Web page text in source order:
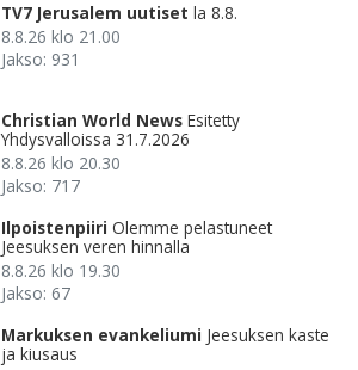
TV7 Jerusalem uutiset la 8.8.
8.8.26 klo 21.00
Jakso: 931
Christian World News Esitetty
Yhdysvalloissa 31.7.2026
8.8.26 klo 20.30
Jakso: 717
Ilpoistenpiiri Olemme pelastuneet
Jeesuksen veren hinnalla
8.8.26 klo 19.30
Jakso: 67
Markuksen evankeliumi Jeesuksen kaste
ja kiusaus